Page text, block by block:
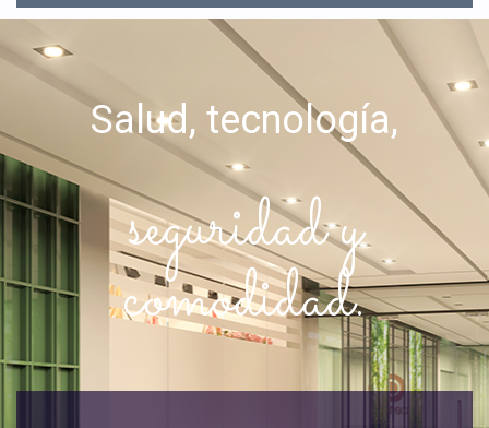
Salud, tecnología,
seguridad y
comodidad.